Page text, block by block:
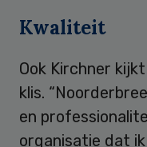
Kwaliteit
Ook Kirchner
klis.
en
organisatie dat